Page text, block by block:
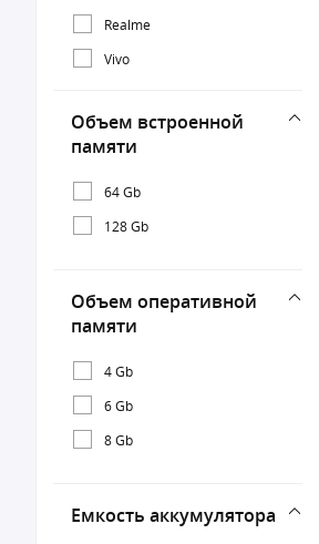
Realme
Vivo
Объем встроенной
памяти
64 Gb
128 Gb
Объем оперативной
памяти
4 Gb
6 Gb
8 Gb
Емкость аккумулятора